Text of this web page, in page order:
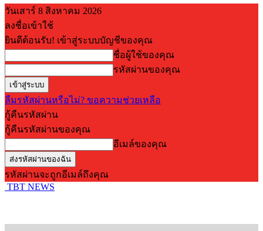
วันเสาร์ 8 สิงหาคม 2026
ลงชื่อเข้าใช้
ยินดีต้อนรับ! เข้าสู่ระบบบัญชีของคุณ
ชื่อผู้ใช้ของคุณ
รหัสผ่านของคุณ
ลืมรหัสผ่านหรือไม่? ขอความช่วยเหลือ
กู้คืนรหัสผ่าน
กู้คืนรหัสผ่านของคุณ
อีเมล์ของคุณ
รหัสผ่านจะถูกอีเมล์ถึงคุณ
TBT NEWS